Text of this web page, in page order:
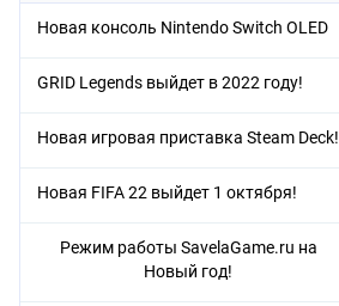
Новая консоль Nintendo Switch OLED
GRID Legends выйдет в 2022 году!
Новая игровая приставка Steam Deck!
Новая FIFA 22 выйдет 1 октября!
Режим работы SavelaGame.ru на
Новый год!